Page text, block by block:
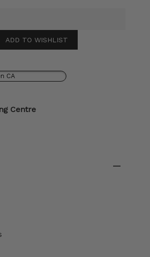
ADD TO WISHLIST
CA
Centre